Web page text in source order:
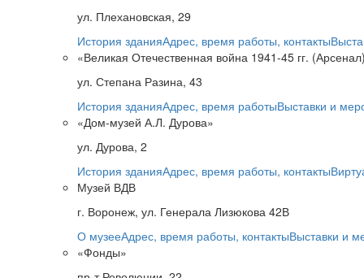
ул. Плехановская, 29
История зданияАдрес, время работы, контакты
«Великая Отечественная война 1941-45 гг.
ул. Степана Разина, 43
История зданияАдрес, время работыВыставки и
«Дом-музей А.Л. Дурова»
ул. Дурова, 2
История зданияАдрес, время работы, контакты
Музей ВДВ
г. Воронеж, ул. Генерала Лизюкова 42В
О музееАдрес, время работы, контактыВыставки и
«Фонды»